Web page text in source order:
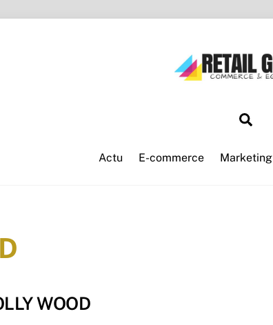
Actu E-commerce Marketing
WOOD